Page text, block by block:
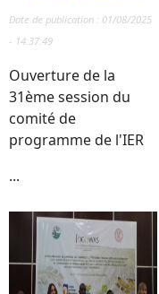
Date de publication : 01/08/2025
- 14:37:49
Ouverture de la
31ème session du
comité de
programme de l'IER
...